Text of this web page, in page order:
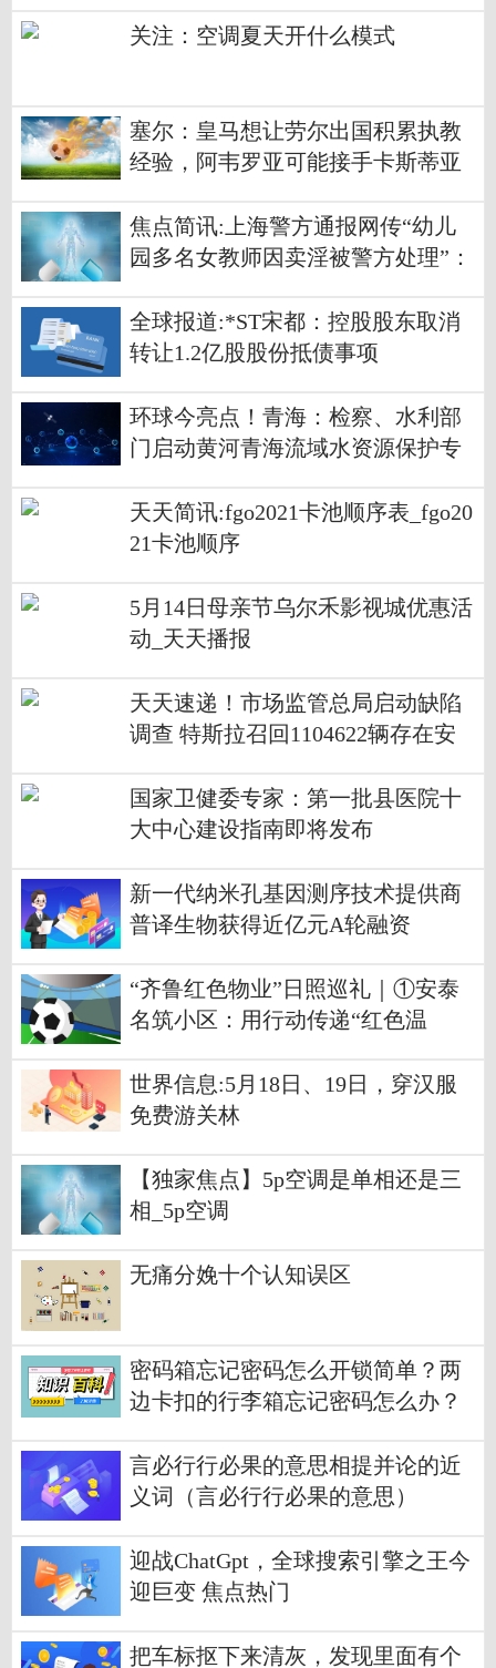
关注：空调夏天开什么模式
塞尔：皇马想让劳尔出国积累执教
经验，阿韦罗亚可能接手卡斯蒂亚
焦点简讯:上海警方通报网传“幼儿
园多名女教师因卖淫被警方处理”：
全球报道:*ST宋都：控股股东取消
转让1.2亿股股份抵债事项
环球今亮点！青海：检察、水利部
门启动黄河青海流域水资源保护专
天天简讯:fgo2021卡池顺序表_fgo20
21卡池顺序
5月14日母亲节乌尔禾影视城优惠活
动_天天播报
天天速递！市场监管总局启动缺陷
调查 特斯拉召回1104622辆存在安
国家卫健委专家：第一批县医院十
大中心建设指南即将发布
新一代纳米孔基因测序技术提供商
普译生物获得近亿元A轮融资
“齐鲁红色物业”日照巡礼｜①安泰
名筑小区：用行动传递“红色温
界球精选
世界信息:5月18日、19日，穿汉服
免费游关林
【独家焦点】5p空调是单相还是三
相_5p空调
无痛分娩十个认知误区
密码箱忘记密码怎么开锁简单？两
边卡扣的行李箱忘记密码怎么办？
言必行行必果的意思相提并论的近
义词（言必行行必果的意思）
迎战ChatGpt，全球搜索引擎之王今
迎巨变 焦点热门
把车标抠下来清灰，发现里面有个